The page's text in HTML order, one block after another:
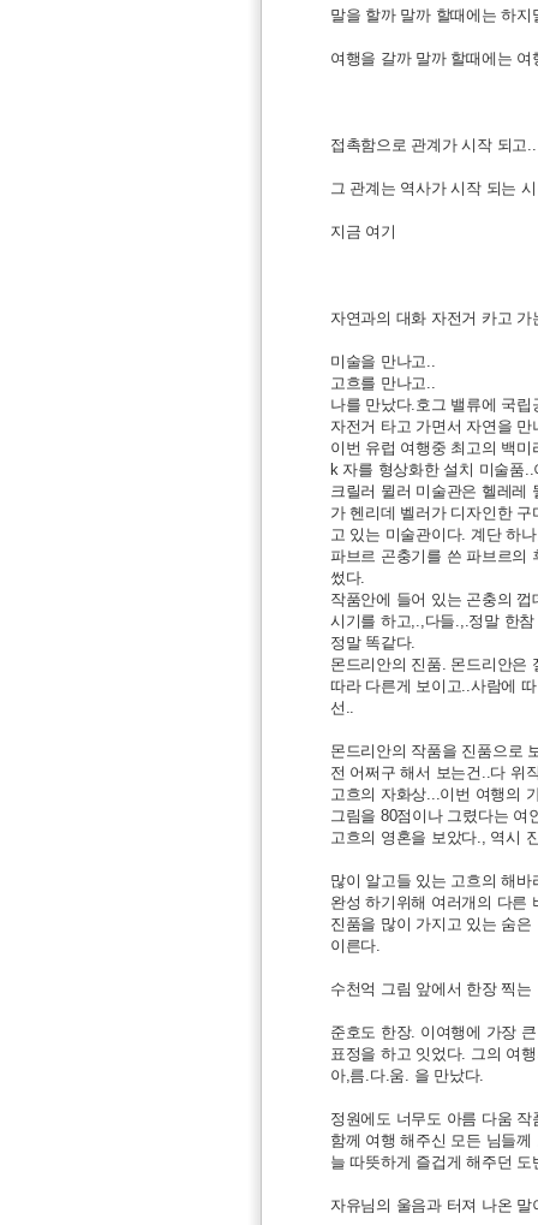
말을 할까 말까 할때에는 하지
여행을 갈까 말까 할때에는 여
접촉함으로 관계가 시작 되고..
그 관계는 역사가 시작 되는
지금 여기
자연과의 대화 자전거 카고
미술을 만나고..
고흐를 만나고..
나를 만났다.호그 밸류에 국
자전거 타고 가면서 자연을
이번 유럽 여행중 최고의 백
k 자를 형상화한 설치 미술품
크릴러 뮐러 미술관은 헬레레
가 헨리데 벨러가 디자인한
고 있는 미술관이다. 계단 하
파브르 곤충기를 쓴 파브르의
썼다.
작품안에 들어 있는 곤충의
시기를 하고,.,다들.,.정말 한
정말 똑같다.
몬드리안의 진품. 몬드리안은
따라 다른게 보이고..사람에
선..
몬드리안의 작품을 진품으로
전 어쩌구 해서 보는건..다 위
고흐의 자화상...이번 여행의
그림을 80점이나 그렸다는 여
고흐의 영혼을 보았다., 역시
많이 알고들 있는 고흐의 해
완성 하기위해 여러개의 다른
진품을 많이 가지고 있는 숨
이른다.
수천억 그림 앞에서 한장 찍
준호도 한장. 이여행에 가장
표정을 하고 잇었다. 그의 여
아,름.다.움. 을 만났다.
정원에도 너무도 아름 다움
함께 여행 해주신 모든 님들
늘 따뜻하게 즐겁게 해주던 도
자유님의 울음과 터져 나온